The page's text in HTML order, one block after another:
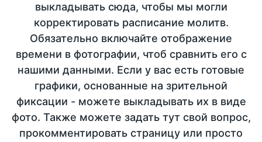
выкладывать сюда, чтобы мы могли
корректировать расписание молитв.
Обязательно включайте отображение
времени в фотографии, чтоб сравнить его с
нашими данными. Если у вас есть готовые
графики, основанные на зрительной
фиксации - можете выкладывать их в виде
фото. Также можете задать тут свой вопрос,
прокомментировать страницу или просто